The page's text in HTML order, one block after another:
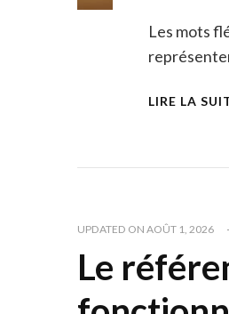
Les mots
LIRE LA
UPDATED ON AOÛT 1, 2026
Le